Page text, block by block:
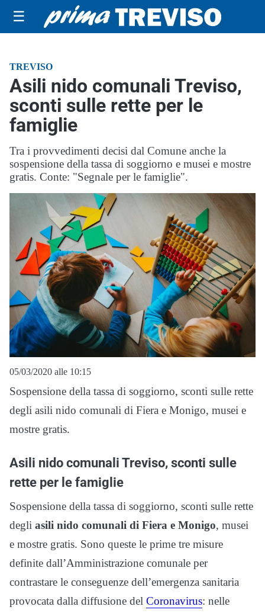
☰
TREVISO
Asili nido comunali Treviso,
sconti sulle rette per le
famiglie
Tra i provvedimenti decisi dal Comune anche la
sospensione della tassa di soggiorno e musei e mostre
gratis. Conte: "Segnale per le famiglie".
05/03/2020 alle 10:15
Sospensione della tassa di soggiorno, sconti sulle rette
degli asili nido comunali di Fiera e Monigo, musei e
mostre gratis.
Asili nido comunali Treviso, sconti sulle
rette per le famiglie
Sospensione della tassa di soggiorno, sconti sulle rette
degli asili nido comunali di Fiera e Monigo, musei
e mostre gratis. Sono queste le prime tre misure
definite dall’Amministrazione comunale per
contrastare le conseguenze dell’emergenza sanitaria
provocata dalla diffusione del Coronavirus: nelle